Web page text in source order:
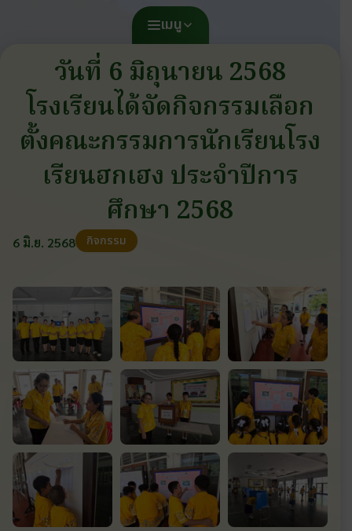
เมนู
วันที่ 6 มิถุนายน 2568
โรงเรียนได้จัดกิจกรรมเลือก
ตั้งคณะกรรมการนักเรียนโรง
เรียนฮกเฮง ประจำปีการ
ศึกษา 2568
6 มิ.ย. 2568 กิจกรรม